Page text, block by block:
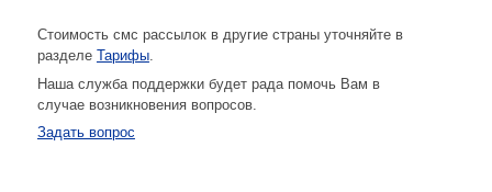
Стоимость смс рассылок в другие страны уточняйте в
разделе Тарифы.
Наша служба поддержки будет рада помочь Вам в
случае возникновения вопросов.
Задать вопрос